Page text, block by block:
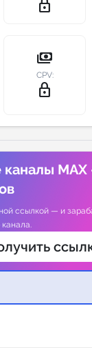
lock_outline
payments
CPV:
lock_outline
ссылкой — и